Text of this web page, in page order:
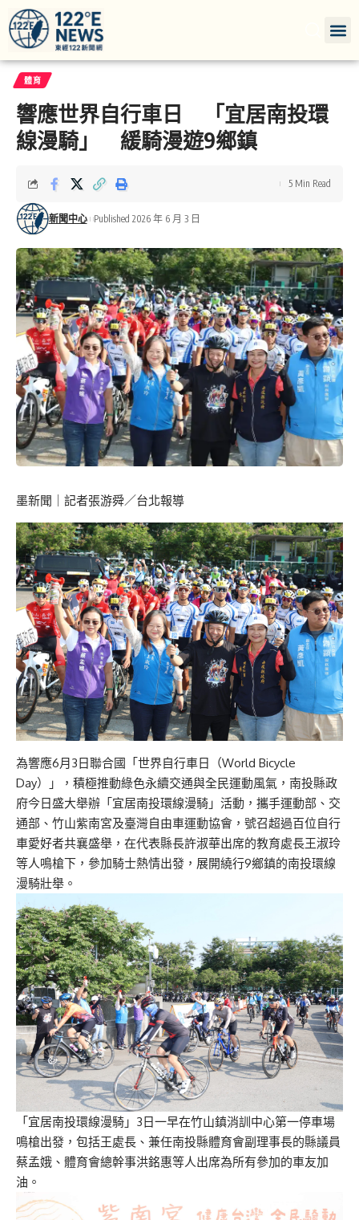
體育
響應世界自行車日 「宜居南投環
線漫騎」 緩騎漫遊9鄉鎮
新聞中心 Published 2026 年 6 月 3 日
5 Min Read
墨新聞 ｜記者張游舜／台北報導
為響應6月3日聯合國「世界自行車日（World Bicycle
Day）」，積極推動綠色永續交通與全民運動風氣，南投縣政
府今日盛大舉辦「宜居南投環線漫騎」活動，攜手運動部、交
通部、竹山紫南宮及臺灣自由車運動協會，號召超過百位自行
車愛好者共襄盛舉，在代表縣長許淑華出席的教育處長王淑玲
等人鳴槍下，參加騎士熱情出發，展開繞行9鄉鎮的南投環線
漫騎壯舉。
「宜居南投環線漫騎」3日一早在竹山鎮消訓中心第一停車場
鳴槍出發，包括王處長、兼任南投縣體育會副理事長的縣議員
蔡孟娥、體育會總幹事洪銘惠等人出席為所有參加的車友加
油。